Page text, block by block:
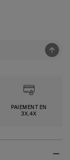
PAIEMENT EN
3X,4X